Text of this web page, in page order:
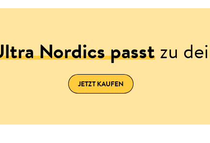
Nordics passtzu
JETZT KAUFEN